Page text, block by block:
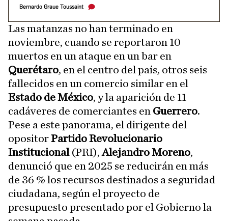
Bernardo Graue Toussaint
Las matanzas no han terminado en
noviembre, cuando se reportaron 10
muertos en un ataque en un bar en
Querétaro, en el centro del país, otros seis
fallecidos en un comercio similar en el
Estado de México, y la aparición de 11
cadáveres de comerciantes en Guerrero.
Pese a este panorama, el dirigente del
opositorPartido Revolucionario
Institucional(PRI),Alejandro Moreno,
denunció que en 2025 se reducirán en más
de 36 % los recursos destinados a seguridad
ciudadana, según el proyecto de
presupuesto presentado por el Gobierno la